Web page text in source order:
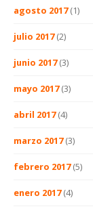
agosto 2017(1)
julio 2017(2)
junio 2017(3)
mayo 2017(3)
abril 2017(4)
marzo 2017(3)
febrero 2017(5)
enero 2017(4)